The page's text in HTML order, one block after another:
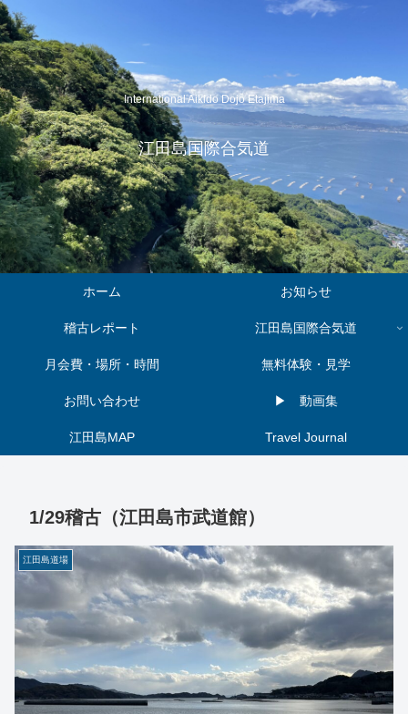
International Aikido Dojo Etajima
江田島国際合気道
ホーム お知らせ
稽古レポート 江田島国際合気道
月会費・場所・時間 無料体験・見学
お問い合わせ ▶︎ 動画集
江田島MAP Travel Journal
1/29稽古（江田島市武道館）
江田島道場